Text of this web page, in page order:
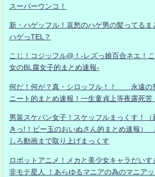
スーパーウンコ！
新・ハゲッフル！哀愁のハゲ男の髪ってるま
ハゲっTEL？
こじ！コジッフル@！-レズっ娘百合ネエ！
女のBL腐女子的まとめ速報-
何だ！何が？真・シロッフル！！ 永遠の
ニート的まとめ速報！一生童貞上等夜露死苦
男装スケバン女子！スケッフルまっくす！（
きっ!！ビー玉のおいぬさん的まとめ速報）
しろ動画まで取り上げまっくす
ロボットアニメ！メカと美少女キャラだいす
非モテ星人 ！あらゆるマニアの為のマニアッ